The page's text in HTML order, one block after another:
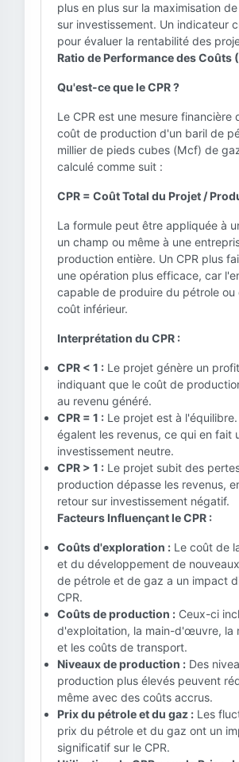
plus en plus sur la maximisation
sur investissement. Un indicateur
pour évaluer la rentabilité des
Ratio de Performance des Coûts
Qu'est-ce que le CPR ?
Le CPR est une mesure financière
coût de production d'un baril de
millier de pieds cubes (Mcf) de
calculé comme suit :
CPR = Coût Total du Projet /
La formule peut être appliquée à
un champ ou même à une
production entière. Un CPR plus
une opération plus efficace, car
capable de produire du pétrole ou
coût inférieur.
Interprétation du CPR :
CPR < 1 : Le projet génère un
indiquant que le coût de
au revenu généré.
CPR = 1 : Le projet est à
égalent les revenus, ce qui en fait
investissement neutre.
CPR > 1 : Le projet subit des
production dépasse les revenus,
retour sur investissement négatif.
Facteurs Influençant le CPR :
Coûts d'exploration : Le coût de
et du développement de
de pétrole et de gaz a un impact
CPR.
Coûts de production : Ceux-ci
d'exploitation, la main-d'œuvre, la
et les coûts de transport.
Niveaux de production : Des
production plus élevés peuvent
même avec des coûts accrus.
Prix du pétrole et du gaz : Les
prix du pétrole et du gaz ont un
significatif sur le CPR.